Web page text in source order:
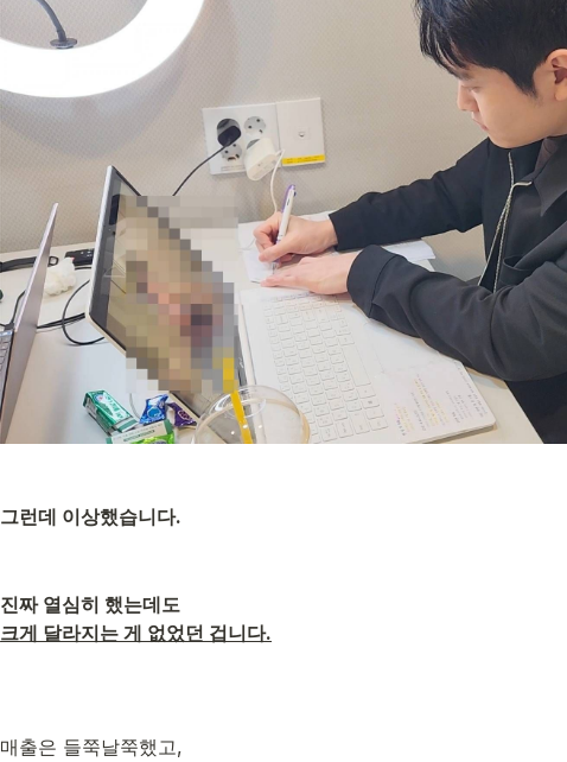
그런데 이상했습니다.
진짜 열심히 했는데도
크게 달라지는 게 없었던 겁니다.
매출은 들쭉날쭉했고,